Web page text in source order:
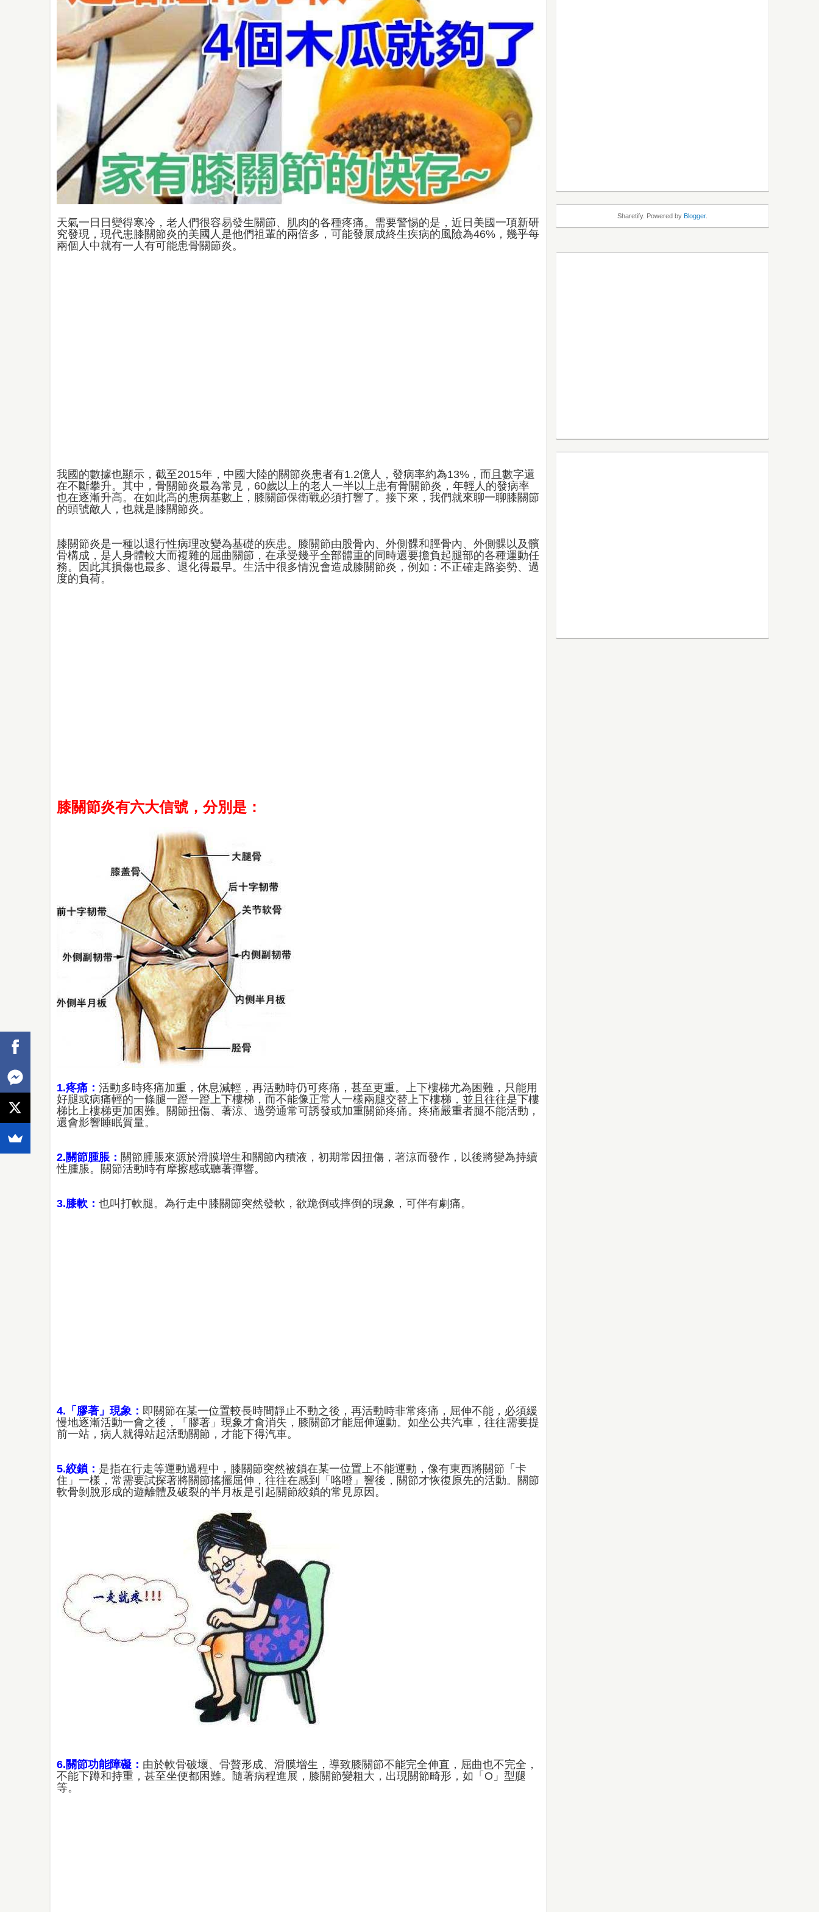
天氣一日日變得寒冷，老人們很容易發生關節、肌肉的各種疼痛。需要警惕的是，近日美國一項新研
究發現，現代患膝關節炎的美國人是他們祖輩的兩倍多，可能發展成終生疾病的風險為46%，幾乎每
兩個人中就有一人有可能患骨關節炎。
我國的數據也顯示，截至2015年，中國大陸的關節炎患者有1.2億人，發病率約為13%，而且數字還
在不斷攀升。其中，骨關節炎最為常見，60歲以上的老人一半以上患有骨關節炎，年輕人的發病率
也在逐漸升高。在如此高的患病基數上，膝關節保衛戰必須打響了。接下來，我們就來聊一聊膝關節
的頭號敵人，也就是膝關節炎。
膝關節炎是一種以退行性病理改變為基礎的疾患。膝關節由股骨內、外側髁和脛骨內、外側髁以及髕
骨構成，是人身體較大而複雜的屈曲關節，在承受幾乎全部體重的同時還要擔負起腿部的各種運動任
務。因此其損傷也最多、退化得最早。生活中很多情況會造成膝關節炎，例如：不正確走路姿勢、過
度的負荷。
膝關節炎有六大信號，分別是：
1.疼痛： 活動多時疼痛加重，休息減輕，再活動時仍可疼痛，甚至更重。上下樓梯尤為困難，只能用
好腿或病痛輕的一條腿一蹬一蹬上下樓梯，而不能像正常人一樣兩腿交替上下樓梯，並且往往是下樓
梯比上樓梯更加困難。關節扭傷、著涼、過勞通常可誘發或加重關節疼痛。疼痛嚴重者腿不能活動，
還會影響睡眠質量。
2.關節腫脹： 關節腫脹來源於滑膜增生和關節內積液，初期常因扭傷，著涼而發作，以後將變為持續
性腫脹。關節活動時有摩擦感或聽著彈響。
3.膝軟： 也叫打軟腿。為行走中膝關節突然發軟，欲跪倒或摔倒的現象，可伴有劇痛。
4.「膠著」現象： 即關節在某一位置較長時間靜止不動之後，再活動時非常疼痛，屈伸不能，必須緩
慢地逐漸活動一會之後，「膠著」現象才會消失，膝關節才能屈伸運動。如坐公共汽車，往往需要提
前一站，病人就得站起活動關節，才能下得汽車。
5.絞鎖： 是指在行走等運動過程中，膝關節突然被鎖在某一位置上不能運動，像有東西將關節「卡
住」一樣，常需要試探著將關節搖擺屈伸，往往在感到「咯噔」響後，關節才恢復原先的活動。關節
軟骨剝脫形成的遊離體及破裂的半月板是引起關節絞鎖的常見原因。
6.關節功能障礙： 由於軟骨破壞、骨贅形成、滑膜增生，導致膝關節不能完全伸直，屈曲也不完全，
不能下蹲和持重，甚至坐便都困難。隨著病程進展，膝關節變粗大，出現關節畸形，如「O」型腿
等。
Sharetify. Powered by Blogger.